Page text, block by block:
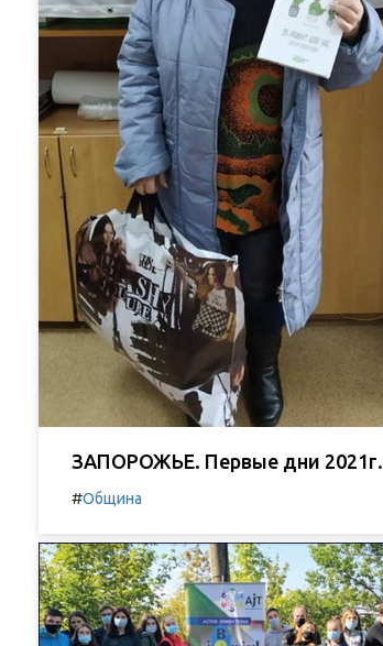
ЗАПОРОЖЬЕ. Первые дни 2021г.
#Община